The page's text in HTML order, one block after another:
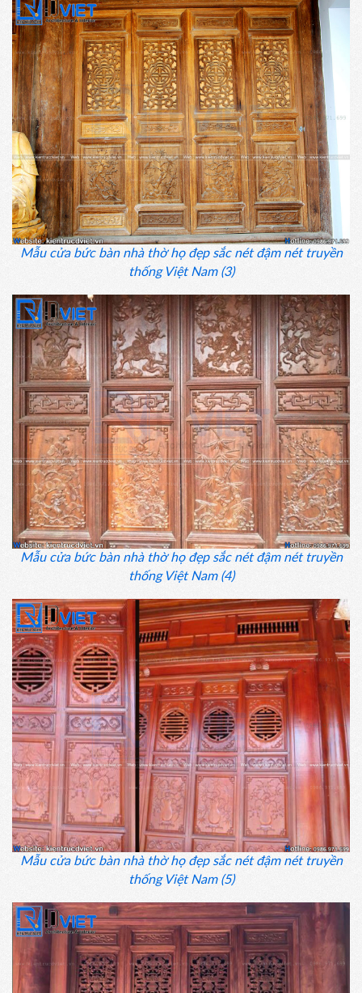
Mẫu cửa bức bàn nhà thờ họ đẹp sắc nét đậm nét truyền
thống Việt Nam (3)
Mẫu cửa bức bàn nhà thờ họ đẹp sắc nét đậm nét truyền
thống Việt Nam (4)
Mẫu cửa bức bàn nhà thờ họ đẹp sắc nét đậm nét truyền
thống Việt Nam (5)